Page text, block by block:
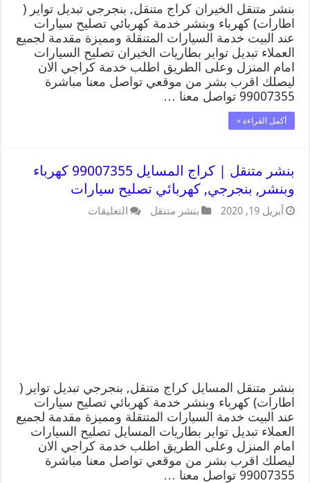
بنشر متنقل الخيران كراج متنقل, بنجرجي تبديل تواير (
اطارات) كهرباء وبنشر خدمة كهربائي تصليح سيارات
عند البيت خدمة السيارات المتنقلة ومميزة مقدمة لجميع
العملاء تبديل تواير بطاريات الخيران تصليح السيارات
امام المنزل وعلى الطريق اطلب خدمة كراجي الان
ليصلك اقرب بشر من موقعي تواصل معنا مباشرة
99007355 تواصل معنا …
أكمل القراءة »
بنشر متنقل | كراج المسايل 99007355 كهرباء
وبنشر, بنجرجي, كهربائي تصليح سيارات
أبريل 19, 2020 بنشر متنقل التعليقات
بنشر متنقل المسايل كراج متنقل, بنجرجي تبديل تواير (
اطارات) كهرباء وبنشر خدمة كهربائي تصليح سيارات
عند البيت خدمة السيارات المتنقلة ومميزة مقدمة لجميع
العملاء تبديل تواير بطاريات المسايل تصليح السيارات
امام المنزل وعلى الطريق اطلب خدمة كراجي الان
ليصلك اقرب بشر من موقعي تواصل معنا مباشرة
99007355 تواصل معنا …